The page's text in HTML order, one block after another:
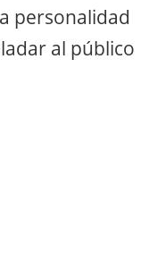
personalidad
al público